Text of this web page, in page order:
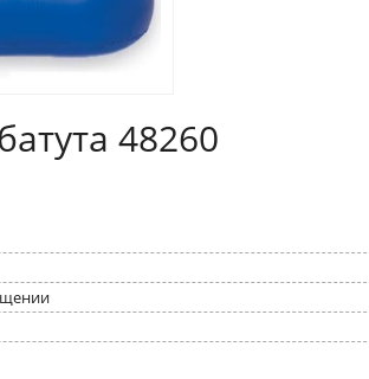
48260